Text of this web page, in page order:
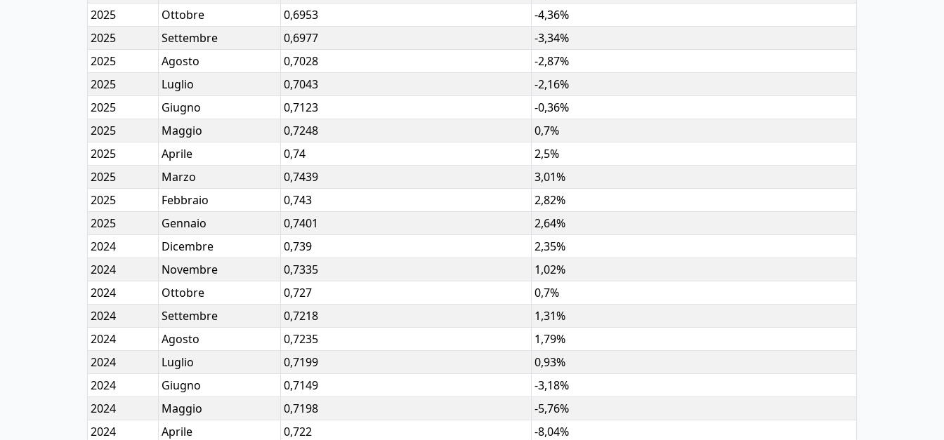
2025
Ottobre 0,6953
-4,36%
2025
Settembre 0,6977
-3,34%
2025
Agosto 0,7028
-2,87%
2025
Luglio 0,7043
-2,16%
2025
Giugno 0,7123
-0,36%
2025
Maggio 0,7248
0,7%
2025
Aprile 0,74
2,5%
2025
Marzo 0,7439
3,01%
2025
Febbraio 0,743
2,82%
2025
Gennaio 0,7401
2,64%
2024
Dicembre 0,739
2,35%
2024
Novembre 0,7335
1,02%
2024
Ottobre 0,727
0,7%
2024
Settembre 0,7218
1,31%
2024
Agosto 0,7235
1,79%
2024
Luglio 0,7199
0,93%
2024
Giugno 0,7149
-3,18%
2024
Maggio 0,7198
-5,76%
2024
Aprile 0,722
-8,04%